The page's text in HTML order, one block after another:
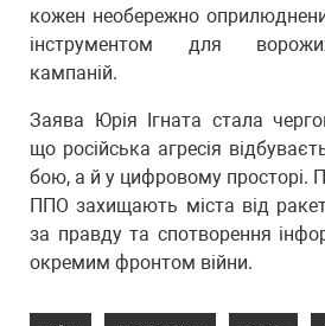
кожен необережно
інструментом для
кампаній.
Заява Юрія Ігната стала
що російська агресія
бою, а й у цифровому просторі.
ППО захищають міста від
за правду та спотворення
окремим фронтом війни.